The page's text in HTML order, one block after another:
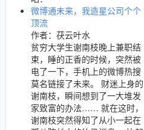
微博通未来，我造星公司个个
顶流
作者：茯云叶水
贫穷大学生谢南枝晚上兼职结
束，睡的正香的时候，突然被
电了一下，手机上的微博热搜
莫名链接了未来。 财迷上身的
谢南枝，瞬间想到了一大堆发
家致富的办法…… 就在这时，
谢南枝突然得知了从小一起在